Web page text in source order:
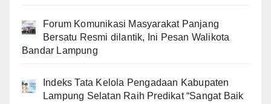
Forum Komunikasi Masyarakat Panjang
Bersatu Resmi dilantik, Ini Pesan Walikota
Bandar Lampung
Indeks Tata Kelola Pengadaan Kabupaten
Lampung Selatan Raih Predikat “Sangat Baik